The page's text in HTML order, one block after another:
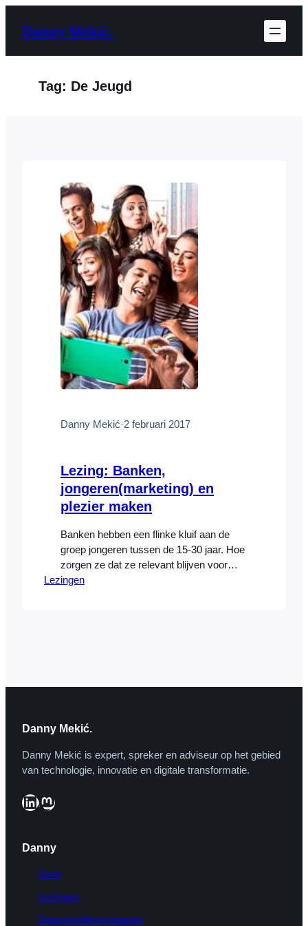
naarDanny Mekić.
Tag: De Jeugd
Danny Mekić·2 februari 2017
Lezing: Banken,
jongeren(marketing) en
plezier maken
Banken hebben een flinke kluif aan de
groep jongeren tussen de 15-30 jaar. Hoe
zorgen ze dat ze relevant blijven voor
deze groep en wat moeten banken
Lezingen
Danny Mekić.
Danny Mekić is expert, spreker en adviseur op het gebied
van technologie, innovatie en digitale transformatie.
LinkedIn Mastodon
Danny
Over
Lezingen
Dagvoorzitterschappen